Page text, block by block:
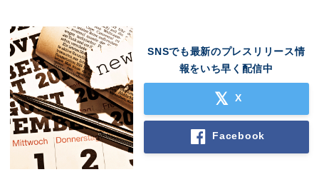
SNSでも最新のプレスリリース情
報をいち早く配信中
X
Facebook